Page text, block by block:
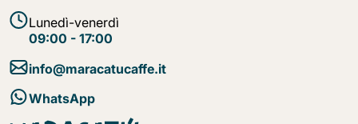
Lunedì-venerdì
09:00 - 17:00
info@maracatucaffe.it
WhatsApp